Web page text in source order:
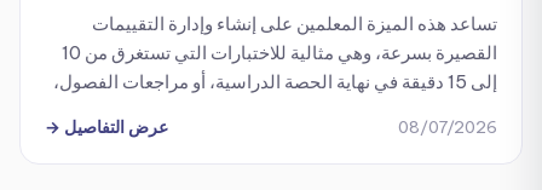
تساعد هذه الميزة المعلمين على إنشاء وإدارة التقييمات
القصيرة بسرعة، وهي مثالية للاختبارات التي تستغرق من 10
إلى 15 دقيقة في نهاية الحصة الدراسية، أو مراجعات الفصول،
08/07/2026 عرض التفاصيل →